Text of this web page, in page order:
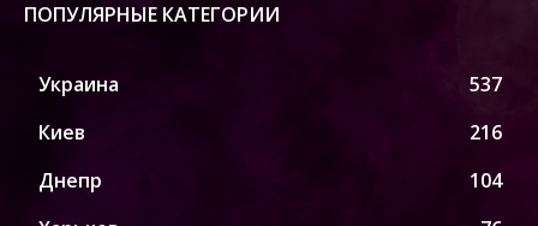
ПОПУЛЯРНЫЕ КАТЕГОРИИ
Украина
537
Киев
216
Днепр
104